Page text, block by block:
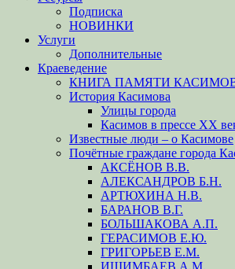
Подписка
НОВИНКИ
Услуги
Дополнительные
Краеведение
КНИГА ПАМЯТИ
История Касимова
Улицы города
Касимов в прессе XX
Известные люди – о Касимове
Почётные граждане города
АКСЁНОВ В.В.
АЛЕКСАНДРОВ Б.Н.
АРТЮХИНА Н.В.
БАРАНОВ В.Г.
БОЛЬШАКОВА А.П.
ГЕРАСИМОВ Е.Ю.
ГРИГОРЬЕВ Е.М.
ИШИМБАЕВ А.М.